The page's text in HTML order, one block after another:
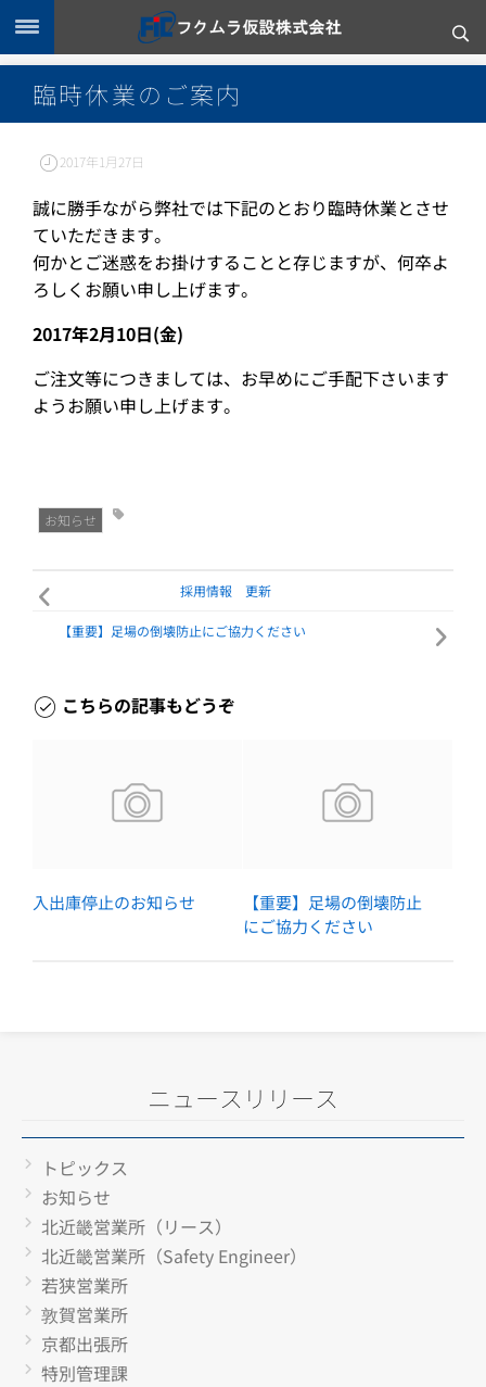
臨時休業のご案内
2017年1月27日
誠に勝手ながら弊社では下記のとおり臨時休業とさせ
ていただきます。
何かとご迷惑をお掛けすることと存じますが、何卒よ
ろしくお願い申し上げます。
2017年2月10日(金)
ご注文等につきましては、お早めにご手配下さいます
ようお願い申し上げます。
お知らせ
採用情報 更新
【重要】足場の倒壊防止にご協力ください
こちらの記事もどうぞ
入出庫停止のお知らせ
【重要】足場の倒壊防止
にご協力ください
ニュースリリース
トピックス
お知らせ
北近畿営業所（リース）
北近畿営業所（Safety Engineer）
若狭営業所
敦賀営業所
京都出張所
特別管理課